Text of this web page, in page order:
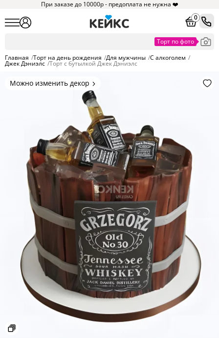
При заказе до 10000р - предоплата не нужна ❤️
0
Главная /Торт на день рождения /Для мужчины /С алкоголем /
Джек Дэниэлс /Торт с бутылкой Джек Дэниэлс
Можно изменить декор
Цвет покрытия, надписи,
элементы и фигурки.